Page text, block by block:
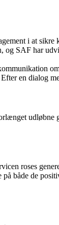
i at
og SAF har
en dialog
udløbne
roses
både de